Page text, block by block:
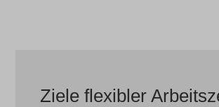
Ziele flexibler